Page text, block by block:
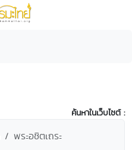
ค้นหาในเว็บไซต์ :
พระอชิตเถระ